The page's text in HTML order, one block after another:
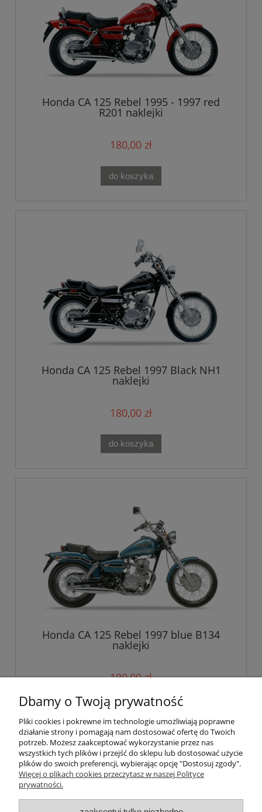
Honda CA 125 Rebel 1995 - 1997 red
R201 naklejki
180,00 zł
do koszyka
Honda CA 125 Rebel 1997 Black NH1
naklejki
180,00 zł
do koszyka
Honda CA 125 Rebel 1997 blue B134
naklejki
180,00 zł
do koszyka
Pomoc
Dbamy o Twoją prywatność
Pliki cookies i pokrewne im technologie umożliwiają poprawne
działanie strony i pomagają nam dostosować ofertę do Twoich
potrzeb. Możesz zaakceptować wykorzystanie przez nas
wszystkich tych plików i przejść do sklepu lub dostosować użycie
plików do swoich preferencji, wybierając opcję "Dostosuj zgody".
Więcej o plikach cookies przeczytasz w naszej Polityce
prywatności.